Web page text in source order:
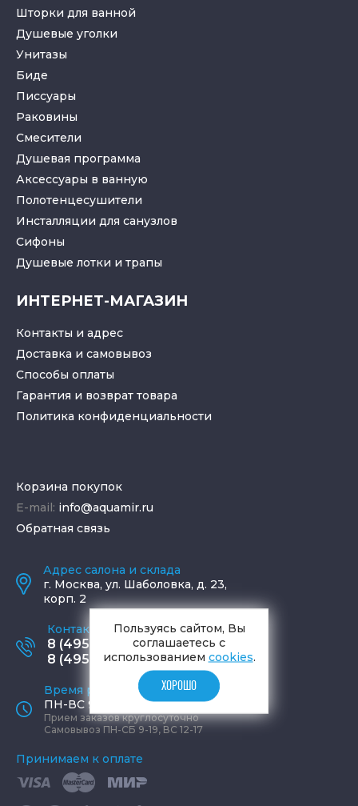
Шторки для ванной
Душевые уголки
Унитазы
Биде
Писсуары
Раковины
Смесители
Душевая программа
Аксессуары в ванную
Полотенцесушители
Инсталляции для санузлов
Cифоны
Душевые лотки и трапы
ИНТЕРНЕТ-МАГАЗИН
Контакты и адрес
Доставка и самовывоз
Способы оплаты
Гарантия и возврат товара
Политика конфиденциальности
Корзина покупок
E-mail: info@aquamir.ru
Обратная связь
Адрес салона и склада
г. Москва, ул. Шаболовка, д. 23,
корп. 2
Контактные телефоны
8 (495) 795-77-65
8 (495) 797-11-67
Время работы офиса
ПН-ВС 9:00 - 19:00
Прием заказов круглосуточно
Самовывоз ПН-СБ 9-19, ВС 12-17
Принимаем к оплате
Пользуясь сайтом, Вы
соглашаетесь с
использованием cookies.
ХОРОШО